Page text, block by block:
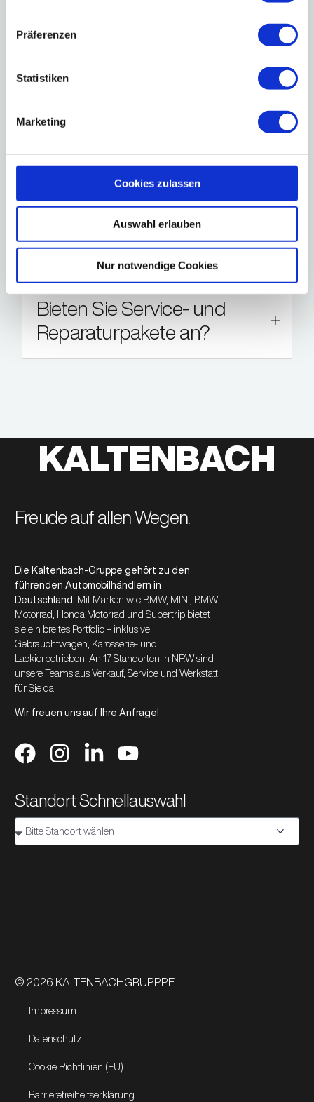
Präferenzen
Statistiken
Marketing
Cookies zulassen
Auswahl erlauben
Nur notwendige Cookies
Wie kann ich einen Termin
Fahrzeugberatung
Nehmen Sie mein altes
Fahrzeug in Zahlung, wenn
ich bei Ihnen ein neues
Fahrzeug kaufe?
Bieten Sie Service- und
Reparaturpakete an?
KALTENBACH
Freude auf allen Wegen.
Die Kaltenbach-Gruppe gehört zu den
führenden Automobilhändlern in
Deutschland.
Mit Marken wie BMW, MINI, BMW
Motorrad, Honda Motorrad und Supertrip bietet
sie ein breites Portfolio – inklusive
Gebrauchtwagen, Karosserie- und
Lackierbetrieben. An 17 Standorten in NRW sind
unsere Teams aus Verkauf, Service und Werkstatt
für Sie da.
Wir freuen uns auf Ihre Anfrage!
Standort Schnellauswahl
© 2026 KALTENBACHGRUPPPE
Impressum
Datenschutz
Cookie Richtlinien (EU)
Barrierefreiheitserklärung